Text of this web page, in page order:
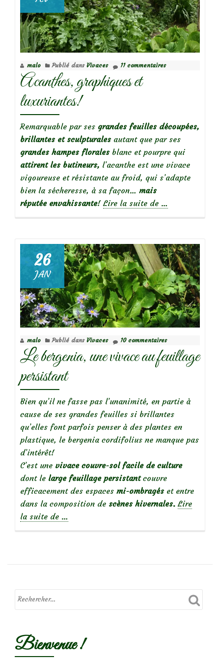
malo Publié dans Vivaces 11 commentaires
Acanthes, graphiques et
luxuriantes!
Remarquable par ses grandes feuilles découpées,
brillantes et sculpturales autant que par ses
grandes hampes florales blanc et pourpre qui
attirent les butineurs, l’acanthe est une vivace
vigoureuse et résistante au froid, qui s’adapte
bien la sécheresse, à sa façon… mais
réputée envahissante! Lire la suite de
et
luxuriantes!
…
26
JAN
malo Publié dans Vivaces 10 commentaires
Le bergenia, une vivace au feuillage
persistant
Bien qu’il ne fasse pas l’unanimité, en partie à
cause de ses grandes feuilles si brillantes
qu’elles font parfois penser à des plantes en
plastique, le bergenia cordifolius ne manque pas
d’intérêt!
C’est une vivace couvre-sol facile de culture
dont le large feuillage persistantcouvre
efficacement des espaces mi-ombragés et entre
dans la composition de scènes hivernales. Lire
la suite de à
une
au
…
Bienvenue !